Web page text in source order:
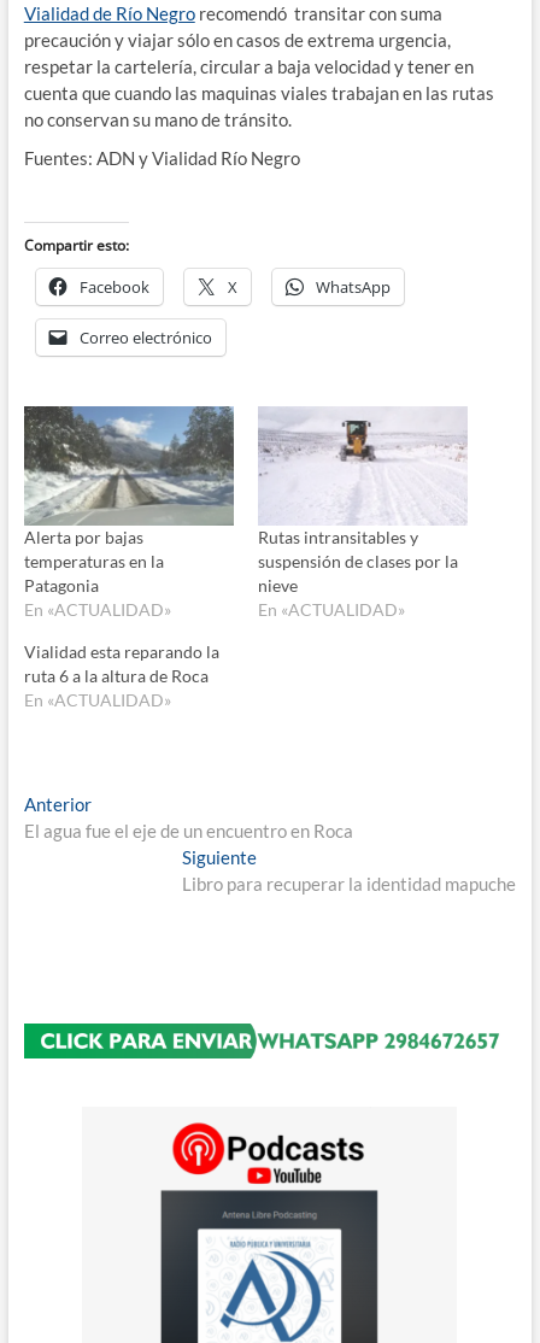
Vialidad de Río Negrorecomendó transitar con suma
precaución y viajar sólo en casos de extrema urgencia,
respetar la cartelería, circular a baja velocidad y tener en
cuenta que cuando las maquinas viales trabajan en las rutas
no conservan su mano de tránsito.
Fuentes: ADN y Vialidad Río Negro
Compartir esto:
Facebook X WhatsApp
Correo electrónico
Alerta por bajas
temperaturas en la
Patagonia
En «ACTUALIDAD»
Rutas intransitables y
suspensión de clases por la
nieve
En «ACTUALIDAD»
Vialidad esta reparando la
ruta 6 a la altura de Roca
En «ACTUALIDAD»
Navegación
de
AnteriorEntrada
anterior:
El agua fue el eje de un encuentro en Roca
SiguienteEntrada
siguiente:
Libro para recuperar la identidad mapuche